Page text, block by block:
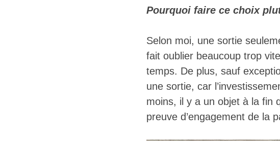
Pourquoi faire ce choix
Selon moi, une sortie
fait oublier beaucoup trop
temps. De plus, sauf
une sortie, car
moins, il y a un objet à la fin
preuve d’engagement de la